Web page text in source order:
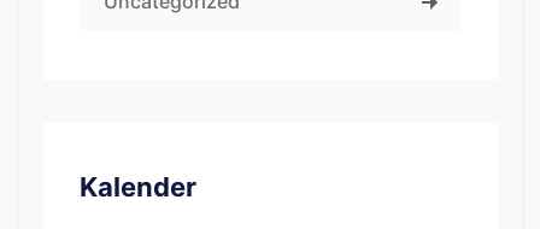
Kalender